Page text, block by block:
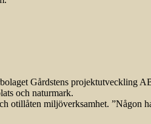
Gårdstens
och naturmark.
otillåten miljöverksamhet. ”Någon